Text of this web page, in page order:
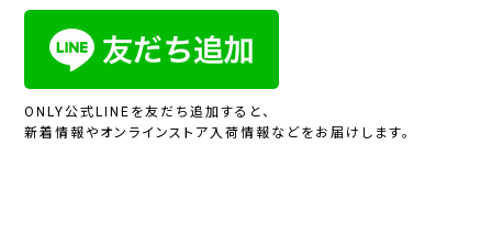
ONLY公式LINEを友だち追加すると、
新着情報やオンラインストア入荷情報などをお届けします。